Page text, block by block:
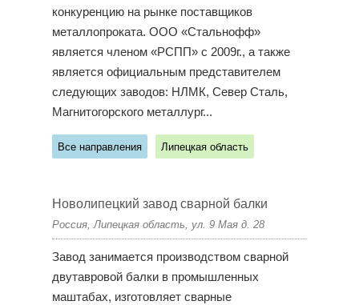
конкуренцию на рынке поставщиков
металлопроката. ООО «Стальнофф»
является членом «РСПП» с 2009г., а также
является официальным представителем
следующих заводов: НЛМК, Север Сталь,
Магнитогорского металлург...
Все направления Липецкая область
Новолипецкий завод сварной балки
Россия, Липецкая область, ул. 9 Мая д. 28
Завод занимается производством сварной
двутавровой балки в промышленных
маштабах, изготовляет сварные